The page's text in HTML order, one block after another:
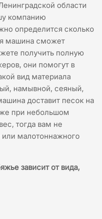
области
компанию
определится сколько
машина сможет
получить полную
они помогут в
вид материала
намывной, сеяный,
доставит песок на
при небольшом
тогда вам не
или малотоннажного
зависит от вида,